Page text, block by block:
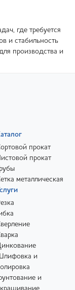
где требуется
и стабильность
производства и
прокат
прокат
Трубы
металлическая
и
и